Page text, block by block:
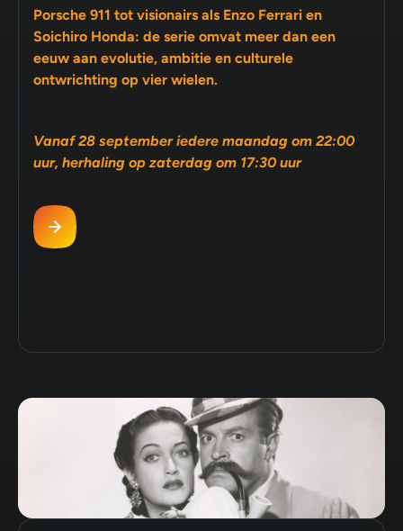
Porsche 911 tot visionairs als Enzo Ferrari en
Soichiro Honda: de serie omvat meer dan een
eeuw aan evolutie, ambitie en culturele
ontwrichting op vier wielen.
Vanaf 28 september iedere maandag om 22:00
uur, herhaling op zaterdag om 17:30 uur